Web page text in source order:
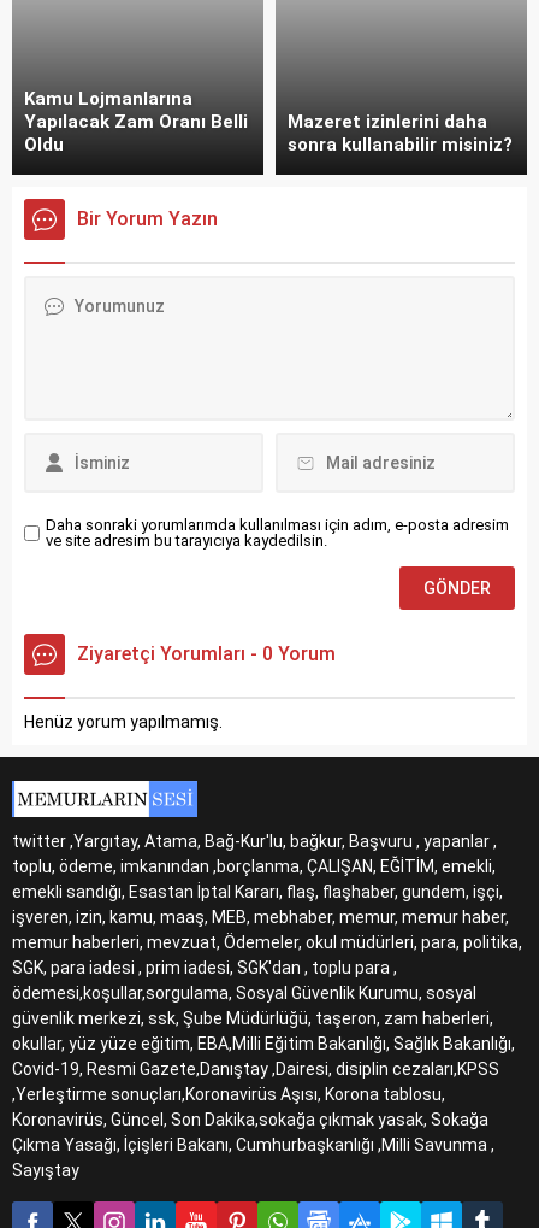
Kamu Lojmanlarına
Yapılacak Zam Oranı Belli
Oldu
Mazeret izinlerini daha
sonra kullanabilir misiniz?
Bir Yorum Yazın
Daha sonraki yorumlarımda kullanılması için adım, e-posta adresim
ve site adresim bu tarayıcıya kaydedilsin.
Ziyaretçi Yorumları - 0 Yorum
Henüz yorum yapılmamış.
twitter ,Yargıtay, Atama, Bağ-Kur'lu, bağkur, Başvuru , yapanlar ,
toplu, ödeme, imkanından ,borçlanma, ÇALIŞAN, EĞİTİM, emekli,
emekli sandığı, Esastan İptal Kararı, flaş, flaşhaber, gundem, işçi,
işveren, izin, kamu, maaş, MEB, mebhaber, memur, memur haber,
memur haberleri, mevzuat, Ödemeler, okul müdürleri, para, politika,
SGK, para iadesi , prim iadesi, SGK'dan , toplu para ,
ödemesi,koşullar,sorgulama, Sosyal Güvenlik Kurumu, sosyal
güvenlik merkezi, ssk, Şube Müdürlüğü, taşeron, zam haberleri,
okullar, yüz yüze eğitim, EBA,Milli Eğitim Bakanlığı, Sağlık Bakanlığı,
Covid-19, Resmi Gazete,Danıştay ,Dairesi, disiplin cezaları,KPSS
,Yerleştirme sonuçları,Koronavirüs Aşısı, Korona tablosu,
Koronavirüs, Güncel, Son Dakika,sokağa çıkmak yasak, Sokağa
Çıkma Yasağı, İçişleri Bakanı, Cumhurbaşkanlığı ,Milli Savunma ,
Sayıştay